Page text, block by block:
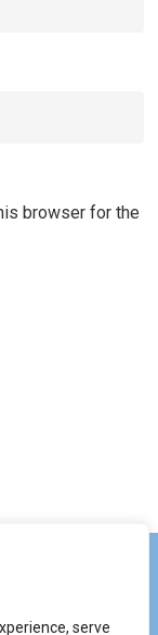
serve
browser for the